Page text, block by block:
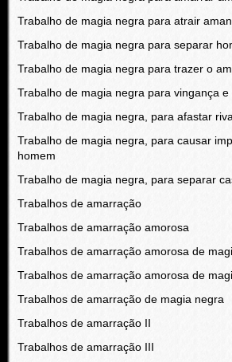
Trabalho de magia negra para atrair
Trabalho de magia negra para separar
Trabalho de magia negra para trazer o
Trabalho de magia negra para vingança e
Trabalho de magia negra, para afastar
Trabalho de magia negra, para causar
homem
Trabalho de magia negra, para separar
Trabalhos de amarração
Trabalhos de amarração amorosa
Trabalhos de amarração amorosa de
Trabalhos de amarração amorosa de
Trabalhos de amarração de magia negra
Trabalhos de amarração II
Trabalhos de amarração III